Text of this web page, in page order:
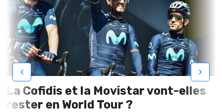
La Cofidis et la Movistar vont-elles
rester en World Tour ?
‹ ›